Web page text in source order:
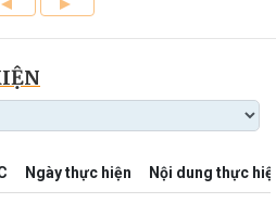
Ngày thực hiện Nội dung thực